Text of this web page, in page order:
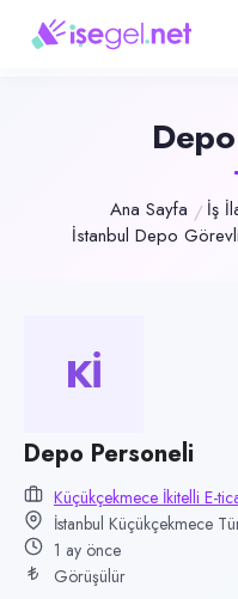
Pozisyon
Depo Personeli
Küçükçekmece İkitelli E-
Lojistik & Taşımacılık
Yarı Zamanlı · Ofis
Son geçerlilik
15 Ekim 2026
Başvuru kanalları
WhatsApp, Telefon
Ana Sayfa İş
İstanbul Depo
Kİ
Depo Personeli
Küçükçekmece İkitelli E-
İstanbul Küçükçekmece
1 ay önce
Görüşülür